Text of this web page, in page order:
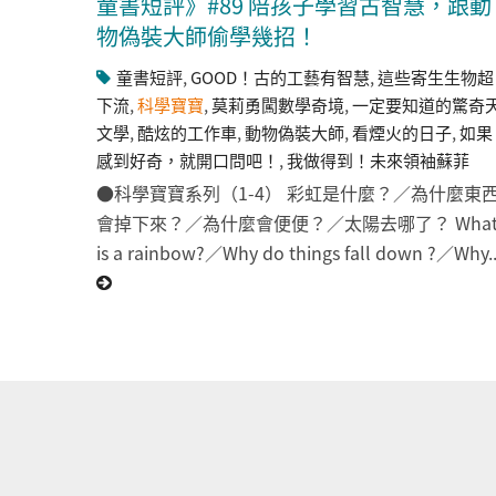
物偽裝大師偷學幾招！
童書短評,GOOD！古的工藝有智慧,這些寄生生物超
下流,科學寶寶,莫莉勇闖數學奇境,一定要知道的驚奇
文學,酷炫的工作車,動物偽裝大師,看煙火的日子,如果
感到好奇，就開口問吧！ ,我做得到！未來領袖蘇菲
●科學寶寶系列（1-4） 彩虹是什麼？／為什麼東
會掉下來？／為什麼會便便？／太陽去哪了？
is a rainbow?／Why do things fall down ?／